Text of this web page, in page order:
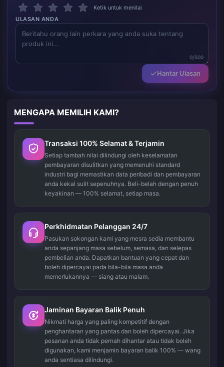
Ketik untuk menilai
ULASAN ANDA
0/500
Hantar Ulasan
MENGAPA MEMILIH KAMI?
Transaksi 100% Selamat & Terjamin
Setiap tambah nilai dilindungi oleh keselamatan
pembayaran disulitkan yang memenuhi standard
industri bagi memastikan data peribadi dan pembayaran
anda kekal sulit sepenuhnya. Beli-belah dengan penuh
keyakinan — 100% selamat, setiap masa.
Perkhidmatan Pelanggan 24/7
Pasukan sokongan kami yang mesra sedia membantu
anda sepanjang masa sebelum, semasa, dan selepas
pembelian anda. Dapatkan bantuan yang cepat dan
boleh dipercayai pada bila-bila masa anda
memerlukannya — siang atau malam.
Jaminan Bayaran Balik Penuh
Nikmati harga yang paling kompetitif dengan
penghantaran yang pantas dan boleh dipercayai. Jika
pesanan anda tidak pernah dihantar atau tidak boleh
digunakan, kami menjamin bayaran balik 100% — wang
anda sentiasa dilindungi.